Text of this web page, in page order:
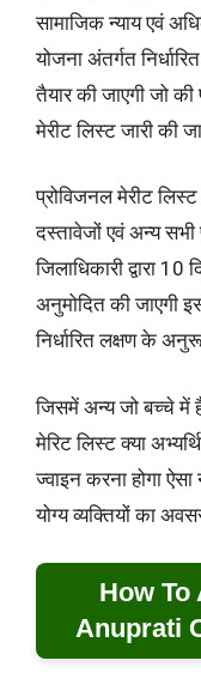
सामाजिक न्याय एवं
योजना अंतर्गत
तैयार की जाएगी जो की
मेरीट लिस्ट जारी की
प्रोविजनल मेरीट
दस्तावेजों एवं अन्य
जिलाधिकारी द्वारा
अनुमोदित की जाएगी
निर्धारित लक्षण के
जिसमें अन्य जो बच्चे में
मेरिट लिस्ट क्या
ज्वाइन करना होगा
योग्य व्यक्तियों का
How
Anuprati